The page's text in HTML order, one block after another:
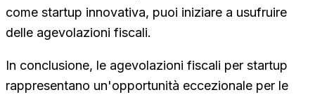
come startup innovativa, puoi iniziare a usufruire
delle agevolazioni fiscali.
In conclusione, le agevolazioni fiscali per startup
rappresentano un'opportunità eccezionale per le